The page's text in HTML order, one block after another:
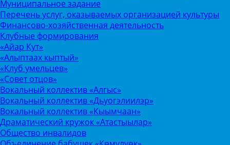
Муниципальное задание
Перечень услуг, оказываемых организацией культуры
Финансово-хозяйственная деятельность
Клубные формирования
«Айар Кут»
«Алыптаах кыптый»
«Клуб умельцев»
«Совет отцов»
Вокальный коллектив «Алгыс»
Вокальный коллектив «Дьуогэлиилэр»
Вокальный коллектив «Кыымчаан»
Драматический кружок «Атастыылар»
Общество инвалидов